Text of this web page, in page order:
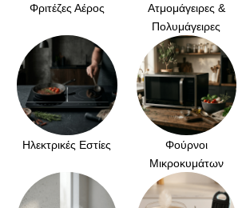
Φριτέζες Αέρος
Ατμομάγειρες &
Πολυμάγειρες
Ηλεκτρικές Εστίες
Φούρνοι
Μικροκυμάτων